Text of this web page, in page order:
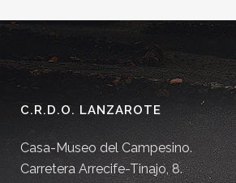
C.R.D.O. LANZAROTE
Casa-Museo del Campesino.
Carretera Arrecife-Tinajo, 8.